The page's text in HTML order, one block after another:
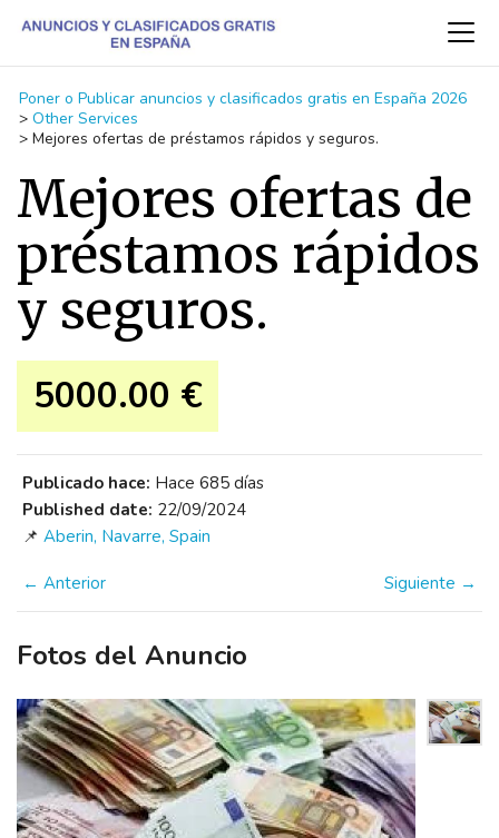
Poner o Publicar anuncios y clasificados gratis en España 2026
> Other Services
> Mejores ofertas de préstamos rápidos y seguros.
Mejores ofertas de
préstamos rápidos
y seguros.
5000.00 €
Publicado hace: Hace 685 días
Published date: 22/09/2024
📌 Aberin, Navarre, Spain
← Anterior Siguiente →
Fotos del Anuncio